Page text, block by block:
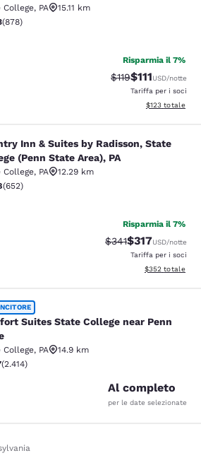
College, PA
15.11 km
di 4.3 stelle. Ottimo. 878 recensioni
(878)
Risparmia il 7%
Tariffa di
$119Tariffa
$111USD/notte
Tariffa per i soci
Visualizza i
$123 totale
Suites by Radisson,
Inn & Suites by Radisson, State
(Penn State Area), PA
College, PA
12.29 km
di 4.75 stelle. Eccezionale. 652 recensioni
(652)
Risparmia il 7%
Tariffa di barratura:
$341Tariffa
$317USD/notte
Tariffa per i soci
Visualizza i
$352 totale
State College near
Suites State College near Penn
College, PA
14.9 km
di 4.67 stelle. Eccezionale. 2414
(2.414)
Al completo
per le date selezionate